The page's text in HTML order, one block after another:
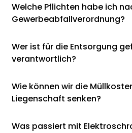
Welche Pflichten habe ich
Gewerbeabfallverordnung?
Wer ist für die Entsorgung
verantwortlich?
Wie können wir die
Liegenschaft senken?
Was passiert mit